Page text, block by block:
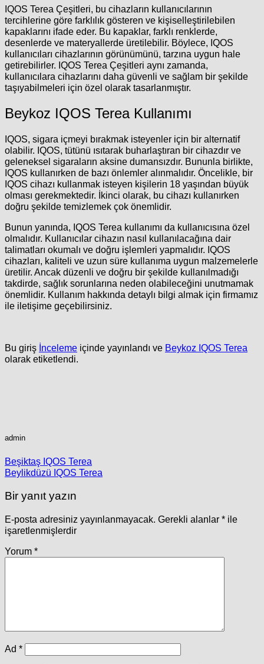
IQOS Terea Çeşitleri, bu cihazların kullanıcılarının
tercihlerine göre farklılık gösteren ve kişiselleştirilebilen
kapaklarını ifade eder. Bu kapaklar, farklı renklerde,
desenlerde ve materyallerde üretilebilir. Böylece, IQOS
kullanıcıları cihazlarının görünümünü, tarzına uygun hale
getirebilirler. IQOS Terea Çeşitleri aynı zamanda,
kullanıcılara cihazlarını daha güvenli ve sağlam bir şekilde
taşıyabilmeleri için özel olarak tasarlanmıştır.
Beykoz IQOS Terea Kullanımı
IQOS, sigara içmeyi bırakmak isteyenler için bir alternatif
olabilir. IQOS, tütünü ısıtarak buharlaştıran bir cihazdır ve
geleneksel sigaraların aksine dumansızdır. Bununla birlikte,
IQOS kullanırken de bazı önlemler alınmalıdır. Öncelikle, bir
IQOS cihazı kullanmak isteyen kişilerin 18 yaşından büyük
olması gerekmektedir. İkinci olarak, bu cihazı kullanırken
doğru şekilde temizlemek çok önemlidir.
Bunun yanında, IQOS Terea kullanımı da kullanıcısına özel
olmalıdır. Kullanıcılar cihazın nasıl kullanılacağına dair
talimatları okumalı ve doğru işlemleri yapmalıdır. IQOS
cihazları, kaliteli ve uzun süre kullanıma uygun malzemelerle
üretilir. Ancak düzenli ve doğru bir şekilde kullanılmadığı
takdirde, sağlık sorunlarına neden olabileceğini unutmamak
önemlidir. Kullanım hakkında detaylı bilgi almak için firmamız
ile iletişime geçebilirsiniz.
Bu giriş İnceleme içinde yayınlandı ve Beykoz IQOS Terea
olarak etiketlendi.
admin
Beşiktaş IQOS Terea
Beylikdüzü IQOS Terea
Bir yanıt yazın
E-posta adresiniz yayınlanmayacak. Gerekli alanlar * ile
işaretlenmişlerdir
Yorum *
Ad *